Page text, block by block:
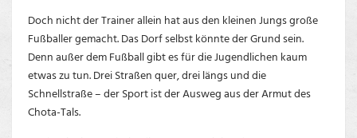
Doch nicht der Trainer allein hat aus den kleinen Jungs große
Fußballer gemacht. Das Dorf selbst könnte der Grund sein.
Denn außer dem Fußball gibt es für die Jugendlichen kaum
etwas zu tun. Drei Straßen quer, drei längs und die
Schnellstraße – der Sport ist der Ausweg aus der Armut des
Chota-Tals.